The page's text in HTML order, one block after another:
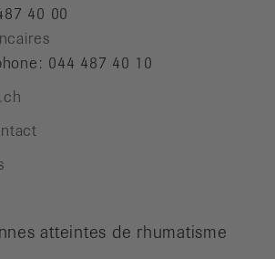
40 00
044 487 40 10
atteintes de rhumatisme